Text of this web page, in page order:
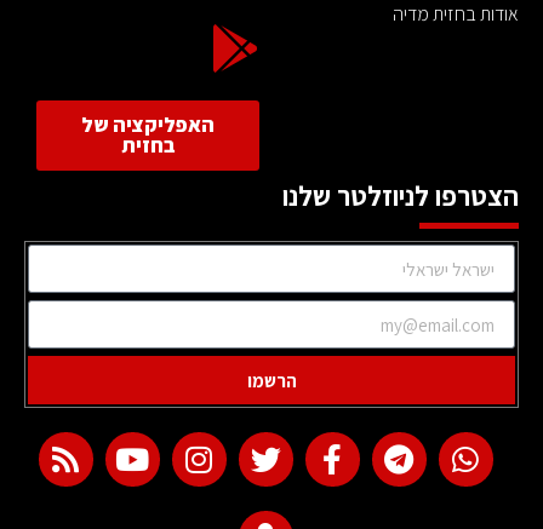
אודות בחזית מדיה
האפליקציה של
בחזית
הצטרפו לניוזלטר שלנו
הרשמו